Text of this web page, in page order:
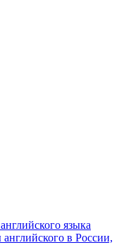
языка
в России,